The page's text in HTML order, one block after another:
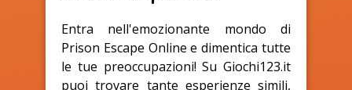
Entra nell'emozionante mondo di
Prison Escape Online e dimentica tutte
le tue preoccupazioni! Su Giochi123.it
puoi trovare tante esperienze simili,